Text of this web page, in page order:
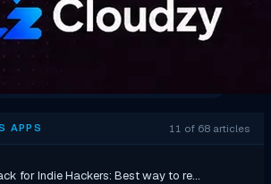
APPS 11 of 68 articles
for Indie Hackers: Best way to re…